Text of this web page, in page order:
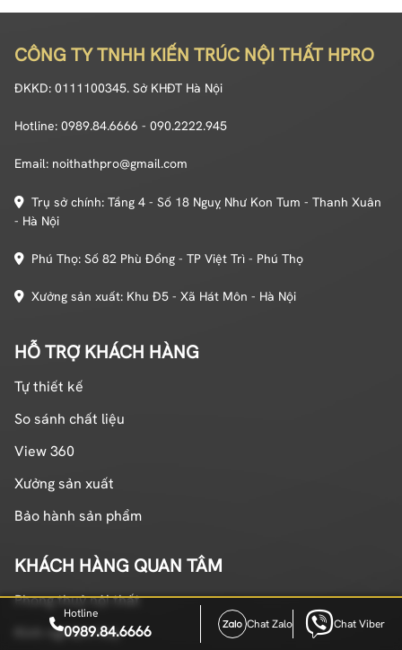
CÔNG TY TNHH KIẾN TRÚC NỘI THẤT HPRO
ĐKKD: 0111100345. Sở KHĐT Hà Nội
Hotline: 0989.84.6666 - 090.2222.945
Email: noithathpro@gmail.com
Trụ sở chính: Tầng 4 - Số 18 Nguỵ Như Kon Tum - Thanh Xuân
- Hà Nội
Phú Thọ: Số 82 Phù Đổng - TP Việt Trì - Phú Thọ
Xưởng sản xuất: Khu Đ5 - Xã Hát Môn - Hà Nội
HỖ TRỢ KHÁCH HÀNG
Tự thiết kế
So sánh chất liệu
View 360
Xưởng sản xuất
Bảo hành sản phẩm
KHÁCH HÀNG QUAN TÂM
Phong thuỷ nội thất
Kinh nghiệm hay
Hotline
0989.84.6666 Chat Zalo Chat Viber